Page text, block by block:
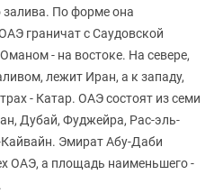
залива. По форме она
граничат с Саудовской
- на востоке. На севере,
лежит Иран, а к западу,
- Катар. ОАЭ состоят из семи
Дубай, Фуджейра, Рас-эль-
Эмират Абу-Даби
ОАЭ, а площадь наименьшего -